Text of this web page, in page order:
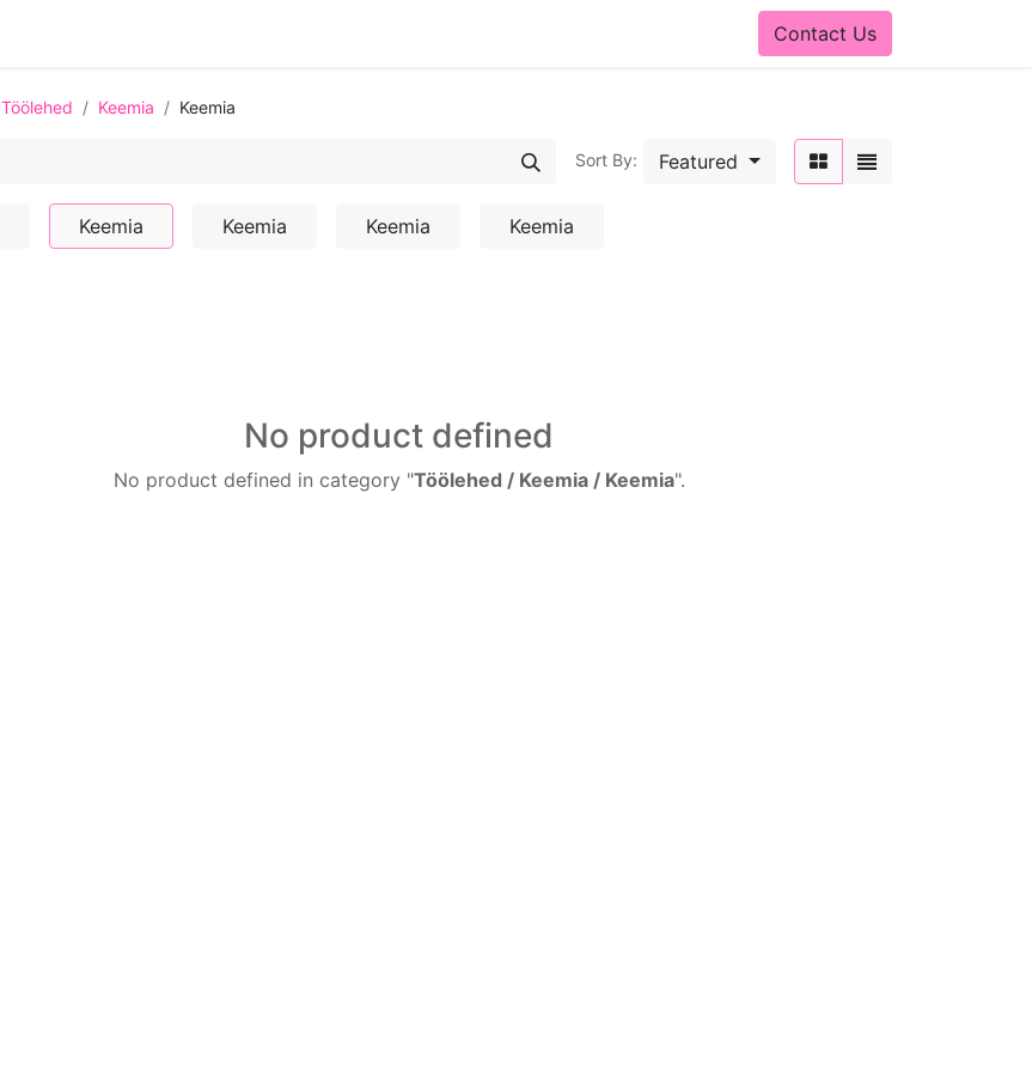
Contact Us
Töölehed Keemia Keemia
Sort By: Featured
Keemia Keemia Keemia Keemia
No product defined
No product defined in category "Töölehed / Keemia / Keemia".